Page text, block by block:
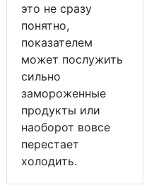
это не сразу
понятно,
показателем
может послужить
сильно
замороженные
продукты или
наоборот вовсе
перестает
холодить.